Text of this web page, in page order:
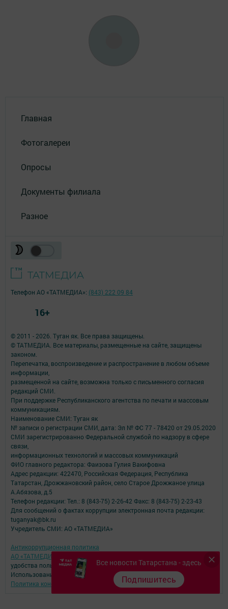
Главная
Фотогалереи
Опросы
Документы филиала
Разное
Все новости Татарстана - здесь
Подпишитесь
© 2011 - 2026. Туган як. Все права защищены.
© ТАТМЕДИА. Все материалы, размещенные на сайте, защищены
законом.
Перепечатка, воспроизведение и распространение в любом объеме
информации,
размещенной на сайте, возможна только с письменного согласия
редакций СМИ.
При поддержке Республиканского агентства по печати и массовым
коммуникациям.
Наименование СМИ: Туган як
№ записи о регистрации СМИ, дата: Эл № ФС 77 - 78420 от 29.05.2020
СМИ зарегистрированно Федеральной службой по надзору в сфере
связи,
информационных технологий и массовых коммуникаций
ФИО главного редактора: Фаизова Гулия Вакифовна
Адрес редакции: 422470, Российская Федерация, Республика
Татарстан, Дрожжановский район, село Старое Дрожжаное улица
А.Абязова, д.5
Телефон редакции: Тел.: 8 (843-75) 2-26-42 Факс: 8 (843-75) 2-23-43
Для сообщений о фактах коррупции электронная почта редакции:
tuganyak@bk.ru
Учредитель СМИ: АО «ТАТМЕДИА»
Антикоррупционная политика
АО «ТАТМЕДИА» использует «cookie»
для персонализации сервисов и
удобства пользователей сайтом.
Использование «cookie» можно отменить в настройках браузера.
Политика конфиденциальности
Телефон АО «ТАТМЕДИА»: (843) 222 09 84
16+